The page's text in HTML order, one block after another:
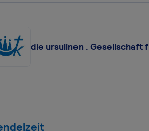
die ursulinen . Gesellschaft